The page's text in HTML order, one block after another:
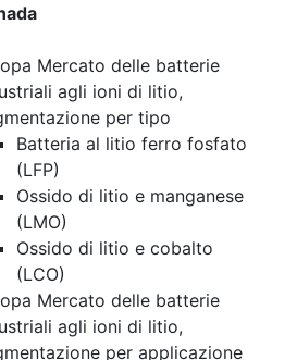
Mercato delle batterie
agli ioni di litio,
per tipo
Batteria al litio ferro fosfato
(LFP)
Ossido di litio e manganese
(LMO)
Ossido di litio e cobalto
(LCO)
Mercato delle batterie
agli ioni di litio,
per applicazione